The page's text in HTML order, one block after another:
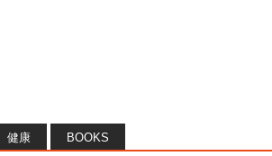
健康 BOOKS